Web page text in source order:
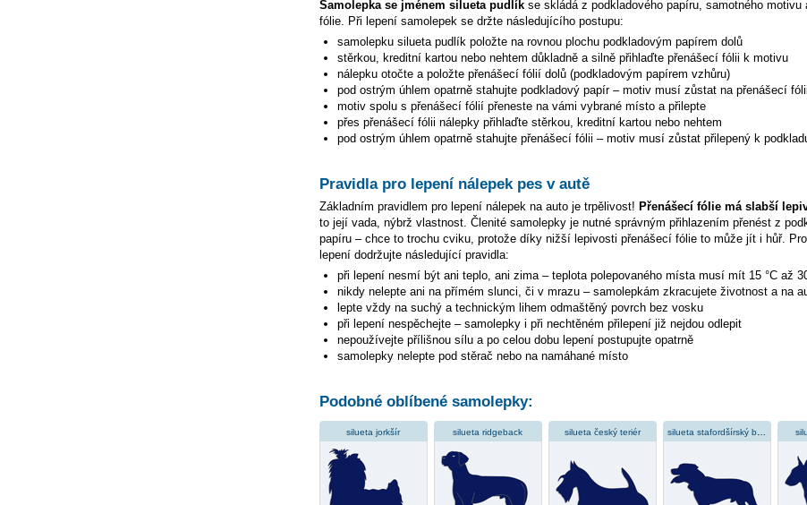
Samolepka se jménem silueta pudlíkse skládá z podkladového papíru, samotného motivu
fólie. Při lepení samolepek se držte následujícího postupu:
samolepku silueta pudlíkpoložte na rovnou plochu podkladovým papírem dolů
stěrkou, kreditní kartou nebo nehtem důkladně a silně přihlaďte přenášecí fólii k motivu
nálepku otočte a položte přenášecí fólií dolů (podkladovým papírem vzhůru)
pod ostrým úhlem opatrně stahujte podkladový papír – motiv musí zůstat na přenášecí fólii
motiv spolu s přenášecí fólií přeneste na vámi vybrané místo a přilepte
přes přenášecí fólii nálepky přihlaďte stěrkou, kreditní kartou nebo nehtem
pod ostrým úhlem opatrně stahujte přenášecí fólii – motiv musí zůstat přilepený k
Pravidla pro lepení nálepek pes v autě
Základním pravidlem pro lepení nálepek na auto je trpělivost! Přenášecí fólie má slabší
to její vada, nýbrž vlastnost. Členité samolepky je nutné správným přihlazením přenést z
papíru – chce to trochu cviku, protože díky nižší lepivosti přenášecí fólie to může jít i hůř.
lepení dodržujte následující pravidla:
při lepení nesmí být ani teplo, ani zima – teplota polepovaného místa musí mít 15 °C až
nikdy nelepte ani na přímém slunci, či v mrazu – samolepkám zkracujete životnost a na
lepte vždy na suchý a technickým lihem odmaštěný povrch bez vosku
při lepení nespěchejte – samolepky i při nechtěném přilepení již nejdou odlepit
nepoužívejte přílišnou sílu a po celou dobu lepení postupujte opatrně
samolepky nelepte pod stěrač nebo na namáhané místo
Podobné oblíbené samolepky:
silueta jorkšír silueta ridgeback silueta český teriér silueta stafordšírský bulteriér